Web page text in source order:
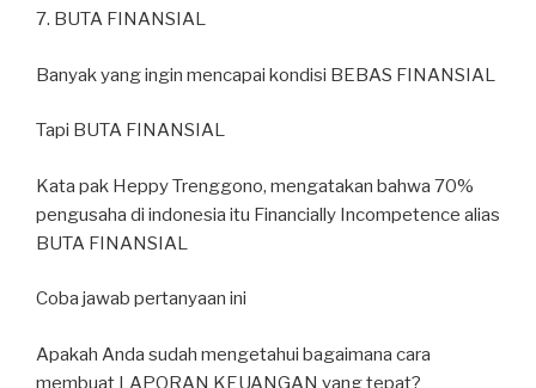
7. BUTA FINANSIAL
Banyak yang ingin mencapai kondisi BEBAS FINANSIAL
Tapi BUTA FINANSIAL
Kata pak Heppy Trenggono, mengatakan bahwa 70%
pengusaha di indonesia itu Financially Incompetence alias
BUTA FINANSIAL
Coba jawab pertanyaan ini
Apakah Anda sudah mengetahui bagaimana cara
membuat LAPORAN KEUANGAN yang tepat?